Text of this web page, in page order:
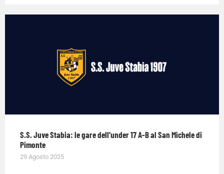
S.S. Juve Stabia: le gare dell’under 17 A-B al San Michele di
Pimonte
29 Agosto 2025